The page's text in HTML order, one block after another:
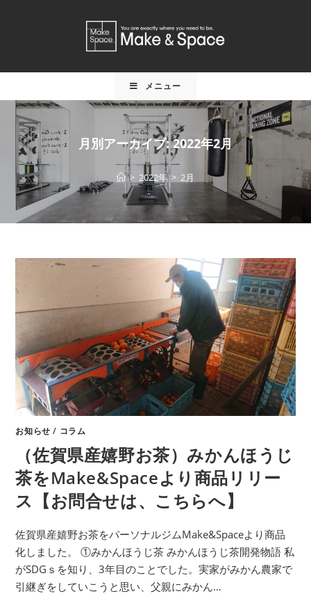
メニュー
月別アーカイブ: 2022年2月
> 2022年 > 2月
お知らせ / コラム
（佐賀県産嬉野お茶）みかんほうじ
茶をMake&Spaceより商品リリー
ス【お問合せは、こちらへ】
佐賀県産嬉野お茶をパーソナルジムMake&Spaceより商品
化しました。 ①みかんほうじ茶 みかんほうじ茶開発物語 私
がSDGｓを知り、3年目のことでした。実家がみかん農家で
引継ぎをしていこうと思い、父親にみかん…